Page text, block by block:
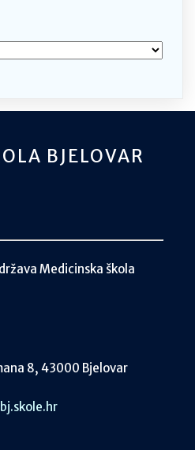
BJELOVAR
Medicinska škola
8, 43000 Bjelovar